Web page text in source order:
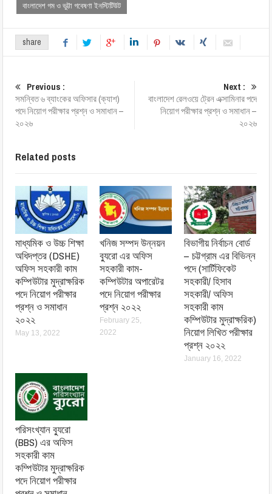
বাংলাদেশ গম ও ভুট্টা গবেষণা ইনস্টিটিউট
share
Previous :
সমন্বিত ৬ ব্যাংকের অফিসার (ক্যাশ)
পদে নিয়োগ পরীক্ষার প্রশ্ন ও সমাধান –
২০২৬
Next :
বাংলাদেশ রেলওয়ে ট্রেন এক্সামিনার পদে
নিয়োগ পরীক্ষার প্রশ্ন ও সমাধান –
২০২৬
Related posts
মাধ্যমিক ও উচ্চ শিক্ষা
অধিদপ্তর (DSHE)
অফিস সহকারী কাম
কম্পিউটার মুদ্রাক্ষরিক
পদে নিয়োগ পরীক্ষার
প্রশ্ন ও সমাধান
২০২২
May 13, 2022
খনিজ সম্পদ উন্নয়ন
ব্যুরো এর অফিস
সহকারী কাম-
কম্পিউটার অপারেটর
পদে নিয়োগ পরীক্ষার
প্রশ্ন ২০২২
February 25,
2022
বিভাগীয় নির্বাচন বোর্ড
– চট্টগ্রাম এর বিভিন্ন
পদে (সার্টিফিকেট
সহকারী/ হিসাব
সহকারী/ অফিস
সহকারী কাম
কম্পিউটার মুদ্রাক্ষরিক)
নিয়োগ লিখিত পরীক্ষার
প্রশ্ন ২০২২
January 16, 2022
পরিসংখ্যান ব্যুরো
(BBS) এর অফিস
সহকারী কাম
কম্পিউটার মুদ্রাক্ষরিক
পদে নিয়োগ পরীক্ষার